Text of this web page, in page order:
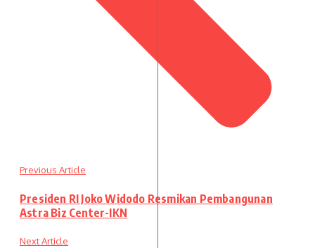
Previous Article
Presiden RI Joko Widodo Resmikan Pembangunan
Astra Biz Center-IKN
Next Article